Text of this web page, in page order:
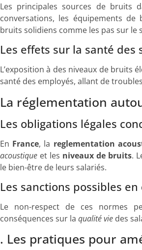
Les principales sources de bruits
conversations, les équipements
bruits solidiens comme les pas sur le
Les effets sur la santé des
L’exposition à des niveaux de bruits
santé des employés, allant de
La réglementation
Les obligations légales
En France, la reglementation
acoustique et les niveaux de bruits.
le bien-être de leurs salariés.
Les sanctions possibles
Le non-respect de ces normes
conséquences sur la qualité vie des
. Les pratiques pour